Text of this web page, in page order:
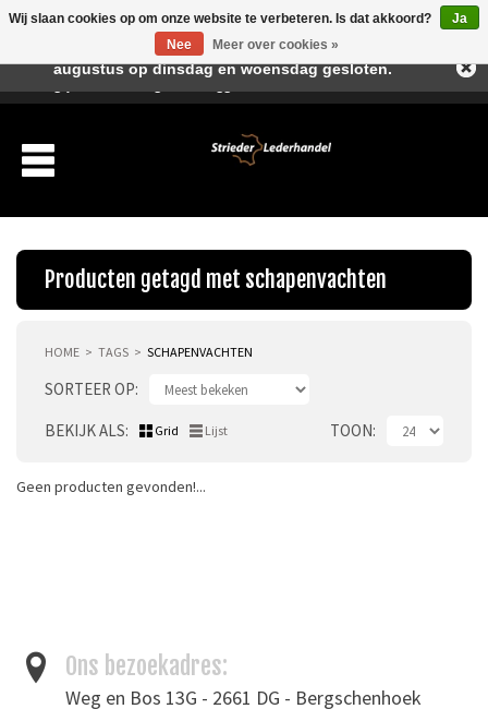
Producten getagd met schapenvachten
HOME TAGS SCHAPENVACHTEN
SORTEER OP
BEKIJK ALS
Grid Lijst TOON
Geen producten gevonden!...
Ons bezoekadres:
Weg en Bos 13G - 2661 DG - Bergschenhoek
Wij slaan cookies op om onze website te verbeteren. Is dat akkoord?
Ja
Nee
Meer over cookies »
Beste klant, I.v.m. de vakantieperiode zijn wij in juli en
augustus op dinsdag en woensdag gesloten.